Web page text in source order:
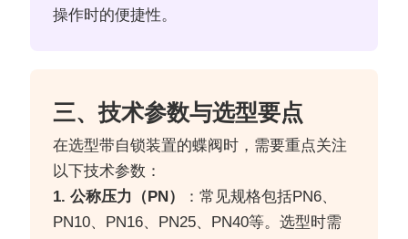
操作时的便捷性。
三、技术参数与选型要点
在选型带自锁装置的蝶阀时，需要重点关注
以下技术参数：
1. 公称压力（PN）
：常见规格包括PN6、
PN10、PN16、PN25、PN40等。选型时需